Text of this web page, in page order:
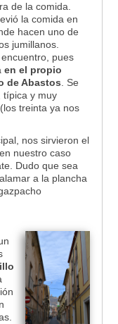
de la comida.
la comida en
hacen uno de
jumillanos.
pues
en el propio
de Abastos . Se
típica y muy
treinta ya nos
nos sirvieron el
en nuestro caso
Dudo que sea
a la plancha